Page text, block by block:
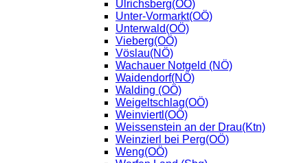
Ulrichsberg(OÖ)
Unter-Vormarkt(OÖ)
Unterwald(OÖ)
Vieberg(OÖ)
Vöslau(NÖ)
Wachauer Notgeld (NÖ)
Waidendorf(NÖ)
Walding (OÖ)
Weigeltschlag(OÖ)
Weinviertl(OÖ)
Weissenstein an der Drau(Ktn)
Weinzierl bei Perg(OÖ)
Weng(OÖ)